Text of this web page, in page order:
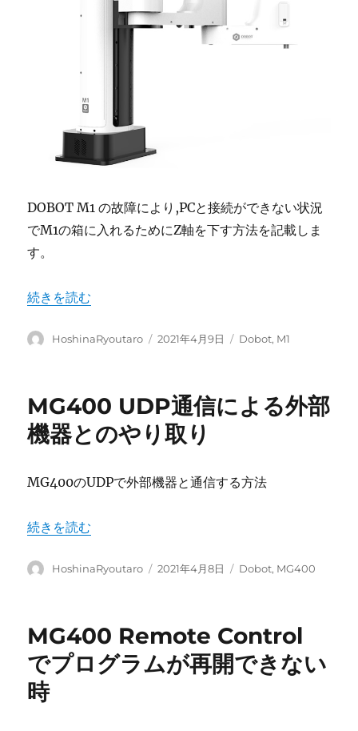
DOBOT M1 の故障により,PCと接続ができない状況
でM1の箱に入れるためにZ軸を下す方法を記載しま
す。
“DOBOT M1 PCと接続できない場合のZ軸の下し方” の
続きを読む
投
HoshinaRyoutaro
投
2021年4月9日
カ
ー
Dobot, M1
MG400 UDP通信による外部
機器とのやり取り
MG400のUDPで外部機器と通信する方法
“MG400 UDP通信による外部機器とのやり取り” の
続きを読む
投
HoshinaRyoutaro
投
2021年4月8日
カ
ー
Dobot, MG400
MG400 Remote Control
でプログラムが再開できない
時